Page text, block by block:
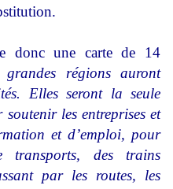
donc une carte de 14
grandes régions auront
Elles seront la seule
les entreprises et
et d’emploi, pour
transports, des trains
par les routes, les